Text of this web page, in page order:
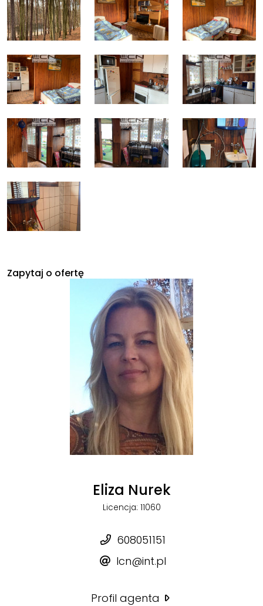
Zapytaj o ofertę
Eliza Nurek
Licencja: 11060
608051151
lcn@int.pl
Profil agenta